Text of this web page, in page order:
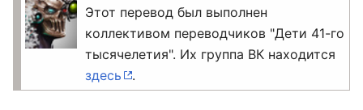
Этот перевод был выполнен
коллективом переводчиков "Дети 41-го
тысячелетия". Их группа ВК находится
здесь
.